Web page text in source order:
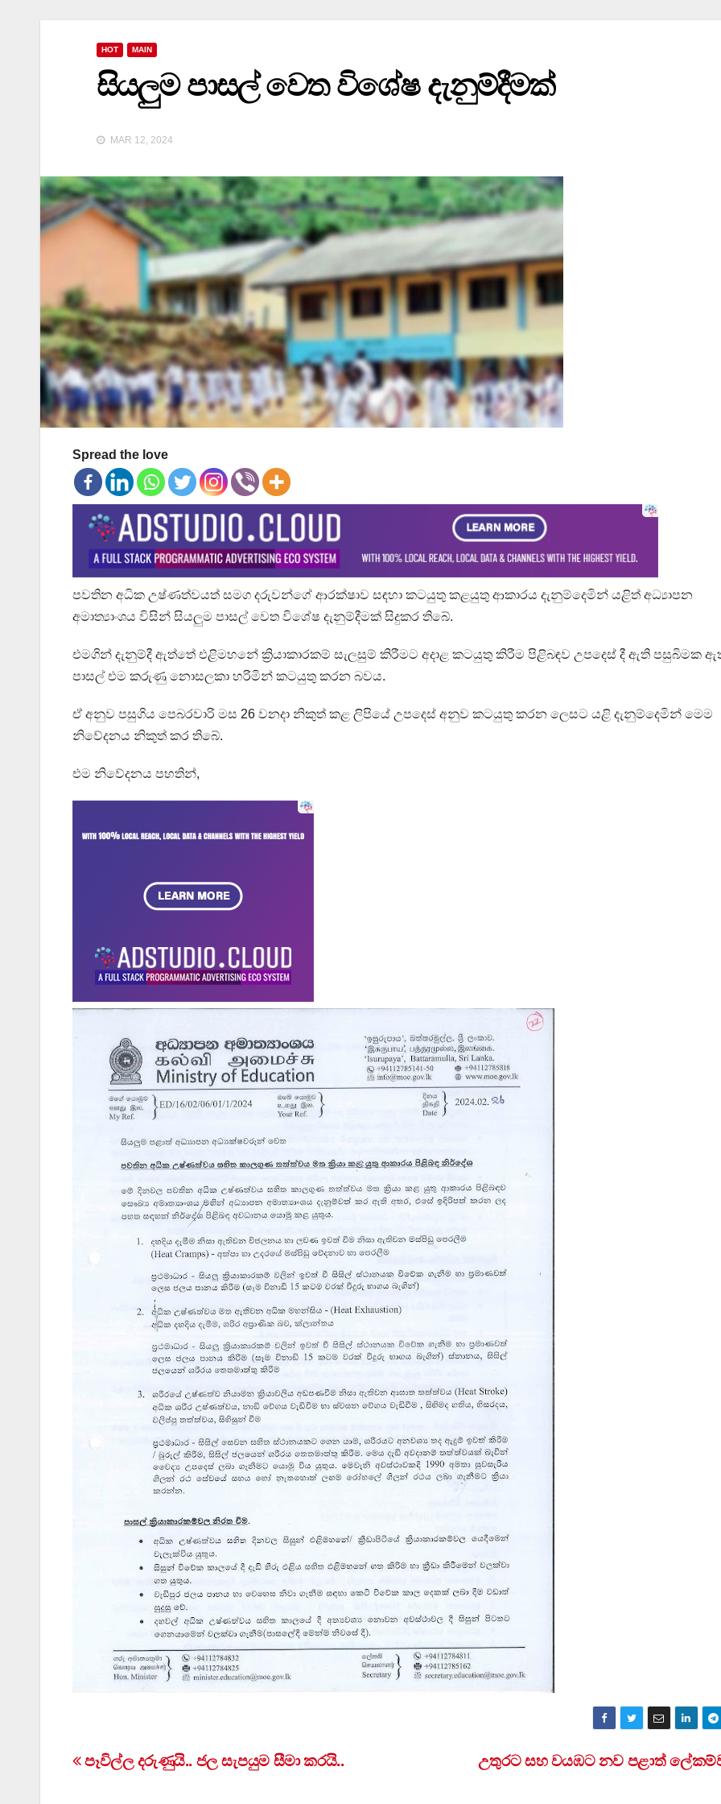
HOT MAIN
සියලුම පාසල් වෙත විශේෂ දැනුම්දීමක්
MAR 12, 2024
Spread the love
පවතින අධික උෂ්ණත්වයත් සමග දරුවන්ගේ ආරක්ෂාව සඳහා කටයුතු කළයුතු ආකාරය දැනුම්දෙමින් යළිත් අධ්‍යාපන
අමාත්‍යාංශය විසින් සියලුම පාසල් වෙත විශේෂ දැනුම්දීමක් සිදුකර තිබේ.
එමගින් දැනුම්දී ඇත්තේ එළිමහනේ ක්‍රියාකාරකම් සැලසුම් කිරීමට අදාළ කටයුතු කිරීම පිළිබඳව උපදෙස් දී ඇති පසුබිමක
පාසල් එම කරුණු නොසලකා හරිමින් කටයුතු කරන බවය.
ඒ අනුව පසුගිය පෙබරවාරි මස 26 වනදා නිකුත් කළ ලිපියේ උපදෙස් අනුව කටයුතු කරන ලෙසට යළි දැනුම්දෙමින් මෙම
නිවේදනය නිකුත් කර තිබේ.
එම නිවේදනය පහතින්,
Post
උතුරට සහ වයඹට නව පළාත්
පෑවිල්ල දරුණුයි.. ජල සැපයුම සීමා කරයි..